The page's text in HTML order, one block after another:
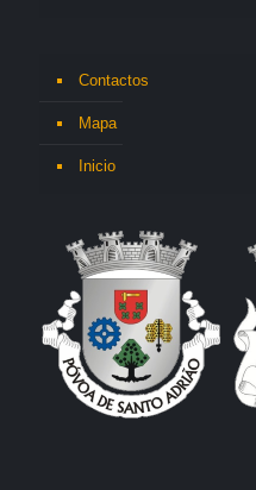
Contactos
Mapa
Inicio